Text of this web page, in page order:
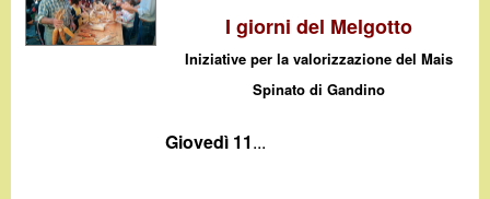
I giorni del Melgotto
Iniziative per la valorizzazione del Mais
Spinato di Gandino
Giovedì 11...